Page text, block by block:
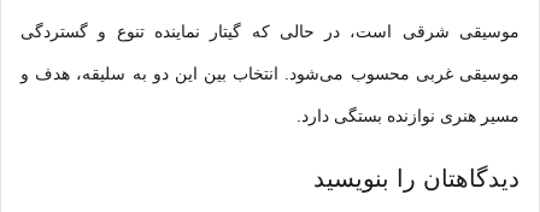
موسیقی شرقی است، در حالی که گیتار نماینده تنوع و گستردگی
موسیقی غربی محسوب می‌شود. انتخاب بین این دو به سلیقه، هدف و
مسیر هنری نوازنده بستگی دارد.
دیدگاهتان را بنویسید